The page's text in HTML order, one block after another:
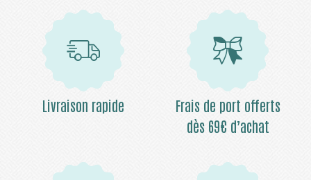
Livraison rapide
Frais de port offerts
dès 69€ d’achat